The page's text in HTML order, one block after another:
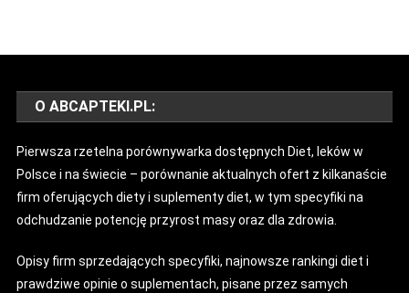
O ABCAPTEKI.PL:
Pierwsza rzetelna porównywarka dostępnych Diet, leków w
Polsce i na świecie – porównanie aktualnych ofert z kilkanaście
firm oferujących diety i suplementy diet, w tym specyfiki na
odchudzanie potencję przyrost masy oraz dla zdrowia.
Opisy firm sprzedających specyfiki, najnowsze rankingi diet i
prawdziwe opinie o suplementach, pisane przez samych